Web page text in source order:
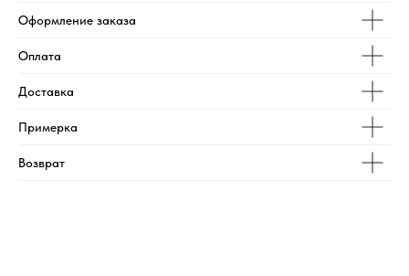
Оформление заказа
Оплата
Доставка
Примерка
Возврат